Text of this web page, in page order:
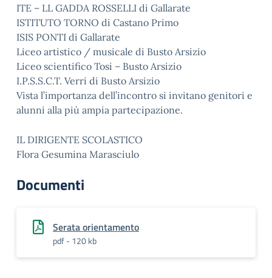
ITE – LL GADDA ROSSELLI di Gallarate
ISTITUTO TORNO di Castano Primo
ISIS PONTI di Gallarate
Liceo artistico / musicale di Busto Arsizio
Liceo scientifico Tosi – Busto Arsizio
I.P.S.S.C.T. Verri di Busto Arsizio
Vista l’importanza dell’incontro si invitano genitori e
alunni alla più ampia partecipazione.
IL DIRIGENTE SCOLASTICO
Flora Gesumina Marasciulo
Documenti
Serata orientamento
pdf - 120 kb